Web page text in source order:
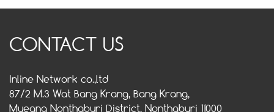
CONTACT US
Inline Network co.,ltd
87/2 M.3 Wat Bang Krang, Bang Krang,
Mueang Nonthaburi District, Nonthaburi 11000